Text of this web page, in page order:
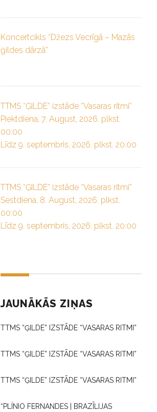
Koncertcikls “Džezs Vecrīgā – Mazās
ģildes dārzā”
TTMS “ĢILDE” izstāde “Vasaras ritmi”
Piektdiena, 7. August, 2026. plkst.
00:00
Līdz 9. septembris, 2026. plkst. 20:00
TTMS “ĢILDE” izstāde “Vasaras ritmi”
Sestdiena, 8. August, 2026. plkst.
00:00
Līdz 9. septembris, 2026. plkst. 20:00
JAUNĀKĀS ZIŅAS
TTMS “ĢILDE” IZSTĀDE “VASARAS RITMI”
TTMS “ĢILDE” IZSTĀDE “VASARAS RITMI”
TTMS “ĢILDE” IZSTĀDE “VASARAS RITMI”
“PLÍNIO FERNANDES | BRAZĪLIJAS